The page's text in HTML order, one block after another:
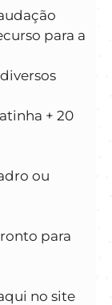
para a
+ 20
ou
para
no site